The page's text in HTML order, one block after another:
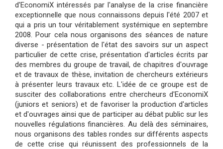
d'EconomiX intéressés par l'analyse de la crise financière
exceptionnelle que nous connaissons depuis l'été 2007 et
qui a pris un tour véritablement systémique en septembre
2008. Pour cela nous organisons des séances de nature
diverse - présentation de l'état des savoirs sur un aspect
particulier de cette crise, présentation d'articles écrits par
des membres du groupe de travail, de chapitres d'ouvrage
et de travaux de thèse, invitation de chercheurs extérieurs
à présenter leurs travaux etc. L'idée de ce groupe est de
susciter des collaborations entre chercheurs d'EconomiX
(juniors et seniors) et de favoriser la production d'articles
et d'ouvrages ainsi que de participer au débat public sur les
nouvelles régulations financières. Au delà des séminaires,
nous organisons des tables rondes sur différents aspects
de cette crise qui réunissent des professionnels de la